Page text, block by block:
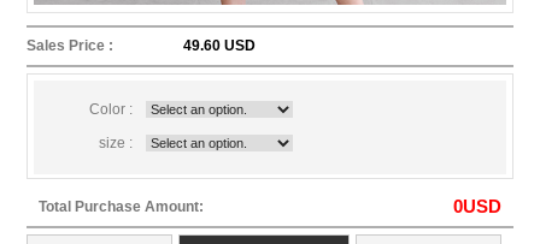
Sales Price : 49.60 USD
Color :
size :
Total Purchase Amount: 0USD